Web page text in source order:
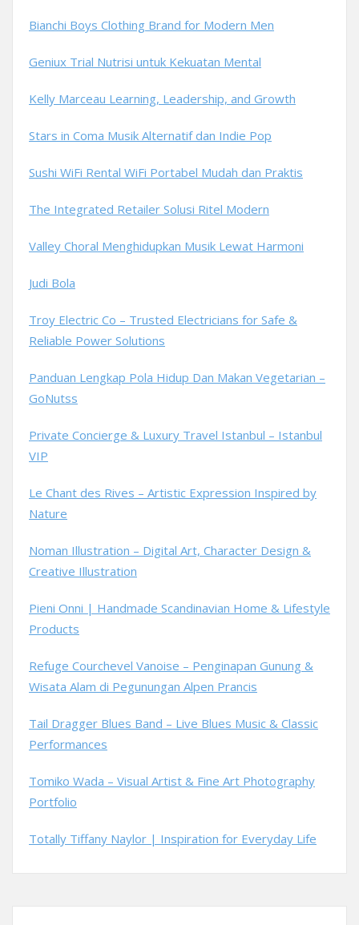
Bianchi Boys Clothing Brand for Modern Men
Geniux Trial Nutrisi untuk Kekuatan Mental
Kelly Marceau Learning, Leadership, and Growth
Stars in Coma Musik Alternatif dan Indie Pop
Sushi WiFi Rental WiFi Portabel Mudah dan Praktis
The Integrated Retailer Solusi Ritel Modern
Valley Choral Menghidupkan Musik Lewat Harmoni
Judi Bola
Troy Electric Co – Trusted Electricians for Safe &
Reliable Power Solutions
Panduan Lengkap Pola Hidup Dan Makan Vegetarian –
GoNutss
Private Concierge & Luxury Travel Istanbul – Istanbul
VIP
Le Chant des Rives – Artistic Expression Inspired by
Nature
Noman Illustration – Digital Art, Character Design &
Creative Illustration
Pieni Onni | Handmade Scandinavian Home & Lifestyle
Products
Refuge Courchevel Vanoise – Penginapan Gunung &
Wisata Alam di Pegunungan Alpen Prancis
Tail Dragger Blues Band – Live Blues Music & Classic
Performances
Tomiko Wada – Visual Artist & Fine Art Photography
Portfolio
Totally Tiffany Naylor | Inspiration for Everyday Life